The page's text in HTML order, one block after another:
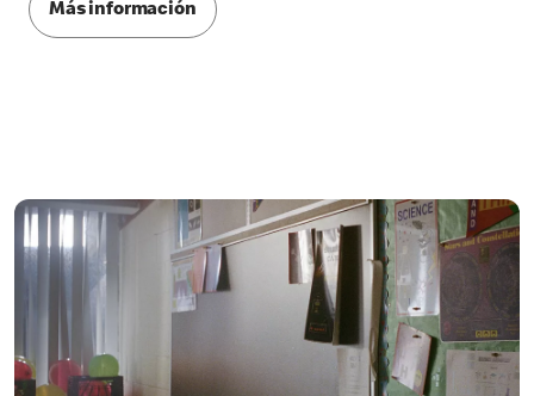
Más información